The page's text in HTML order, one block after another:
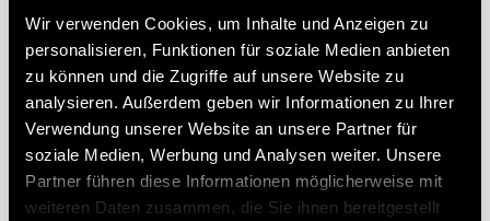
Wir verwenden Cookies, um Inhalte und Anzeigen zu
personalisieren, Funktionen für soziale Medien anbieten
zu können und die Zugriffe auf unsere Website zu
analysieren. Außerdem geben wir Informationen zu Ihrer
Verwendung unserer Website an unsere Partner für
soziale Medien, Werbung und Analysen weiter. Unsere
Partner führen diese Informationen möglicherweise mit
weiteren Daten zusammen, die Sie ihnen bereitgestellt
DETAILS